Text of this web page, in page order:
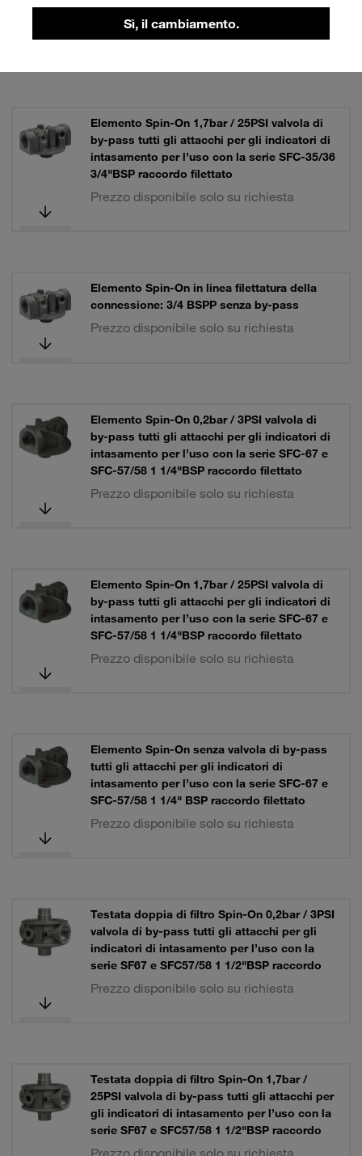
Sì, il cambiamento.
PSI
Prezzo disponibile solo su richiesta
Elemento Spin-On 1,7bar / 25PSI valvola di
by-pass tutti gli attacchi per gli indicatori di
intasamento per l’uso con la serie SFC-35/36
3/4"BSP raccordo filettato
Prezzo disponibile solo su richiesta
Elemento Spin-On in linea filettatura della
connessione: 3/4 BSPP senza by-pass
Prezzo disponibile solo su richiesta
Elemento Spin-On 0,2bar / 3PSI valvola di
by-pass tutti gli attacchi per gli indicatori di
intasamento per l’uso con la serie SFC-67 e
SFC-57/58 1 1/4"BSP raccordo filettato
Prezzo disponibile solo su richiesta
Elemento Spin-On 1,7bar / 25PSI valvola di
by-pass tutti gli attacchi per gli indicatori di
intasamento per l’uso con la serie SFC-67 e
SFC-57/58 1 1/4"BSP raccordo filettato
Prezzo disponibile solo su richiesta
Elemento Spin-On senza valvola di by-pass
tutti gli attacchi per gli indicatori di
intasamento per l’uso con la serie SFC-67 e
SFC-57/58 1 1/4" BSP raccordo filettato
Prezzo disponibile solo su richiesta
Testata doppia di filtro Spin-On 0,2bar / 3PSI
valvola di by-pass tutti gli attacchi per gli
indicatori di intasamento per l’uso con la
serie SF67 e SFC57/58 1 1/2"BSP raccordo
Prezzo disponibile solo su richiesta
Testata doppia di filtro Spin-On 1,7bar /
25PSI valvola di by-pass tutti gli attacchi per
gli indicatori di intasamento per l’uso con la
serie SF67 e SFC57/58 1 1/2"BSP raccordo
Prezzo disponibile solo su richiesta